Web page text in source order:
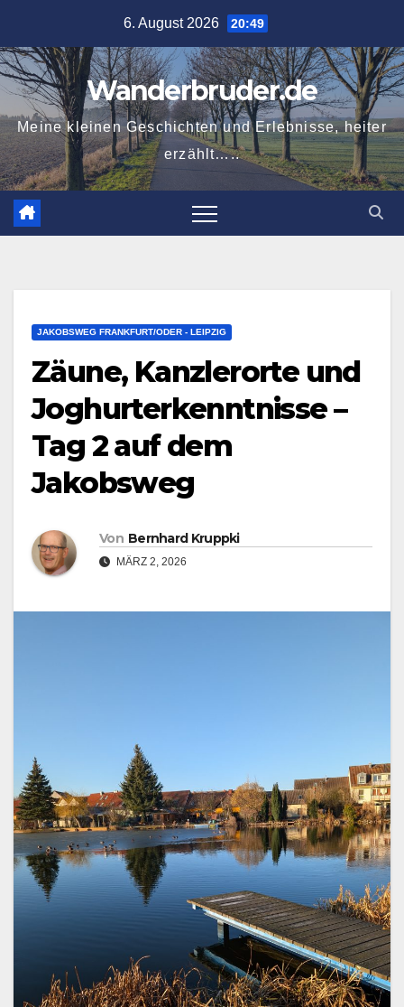
springen
6. August 2026 20:49
Wanderbruder.de
Meine kleinen Geschichten und Erlebnisse, heiter
erzählt…..
JAKOBSWEG FRANKFURT/ODER - LEIPZIG
Zäune, Kanzlerorte und
Joghurterkenntnisse –
Tag 2 auf dem
Jakobsweg
Von Bernhard Kruppki
MÄRZ 2, 2026